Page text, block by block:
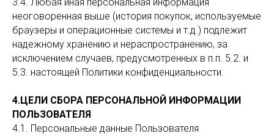
неоговоренная выше (история покупок, используемые
браузеры и операционные системы и т.д.) подлежит
надежному хранению и нераспространению, за
исключением случаев, предусмотренных в п.п. 5.2. и
5.3. настоящей Политики конфиденциальности.
4.ЦЕЛИ СБОРА ПЕРСОНАЛЬНОЙ ИНФОРМАЦИИ
ПОЛЬЗОВАТЕЛЯ
4.1. Персональные данные Пользователя